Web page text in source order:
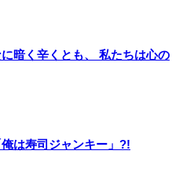
暗く辛くとも、 私たちは心の
は寿司ジャンキー」?!